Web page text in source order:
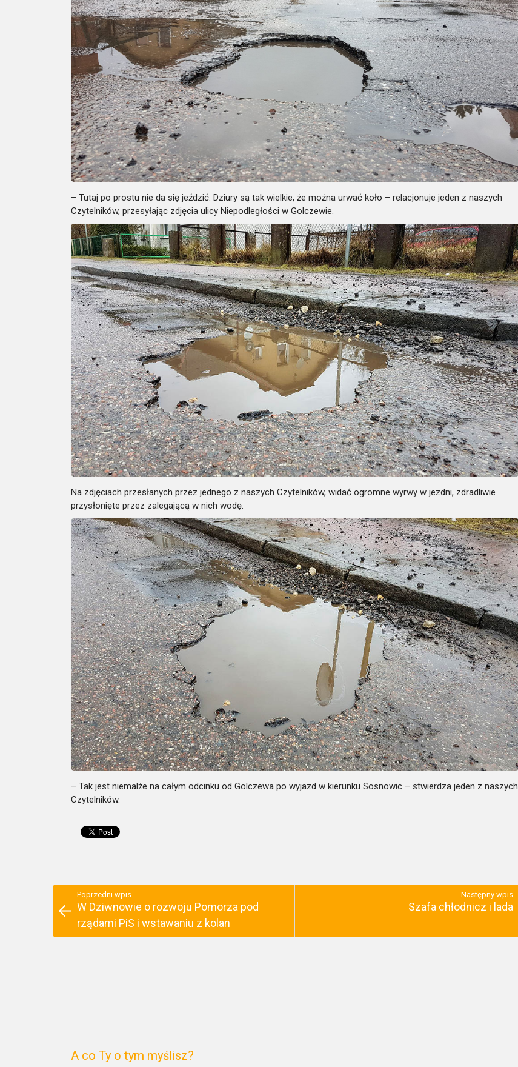
– Tutaj po prostu nie da się jeździć. Dziury są tak wielkie, że można urwać koło – relacjonuje jeden z naszych
Czytelników, przesyłając zdjęcia ulicy Niepodległości w Golczewie.
Na zdjęciach przesłanych przez jednego z naszych Czytelników, widać ogromne wyrwy w jezdni, zdradliwie
przysłonięte przez zalegającą w nich wodę.
– Tak jest niemalże na całym odcinku od Golczewa po wyjazd w kierunku Sosnowic – stwierdza jeden z naszych
Czytelników.
Poprzedni wpis
W Dziwnowie o rozwoju Pomorza pod
rządami PiS i wstawaniu z kolan
Następny wpis
Szafa chłodnicz i lada
A co Ty o tym myślisz?